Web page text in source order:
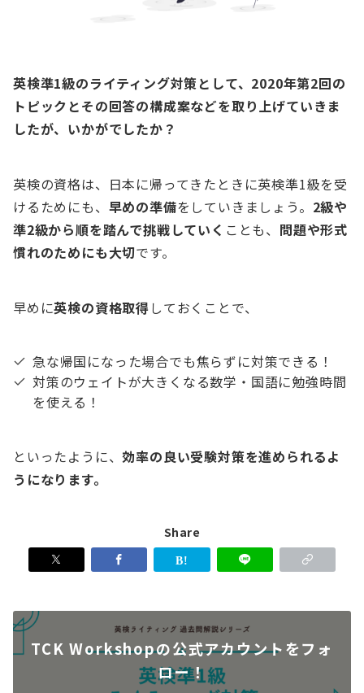
英検準1級のライティング対策として、2020年第2回の
トピックとその回答の構成案などを取り上げていきま
したが、いかがでしたか？
英検の資格は、日本に帰ってきたときに英検準1級を受
けるためにも、 早めの準備をしていきましょう。 2級や
準2級から順を踏んで挑戦していく ことも、 問題や形式
慣れのためにも大切です。
早めに英検の資格取得しておくことで、
急な帰国になった場合でも焦らずに対策できる！
対策のウェイトが大きくなる数学・国語に勉強時間
を使える！
といったように、効率の良い受験対策を進められるよ
うになります。
Share
TCK Workshopの公式アカウントをフォ
ロー！